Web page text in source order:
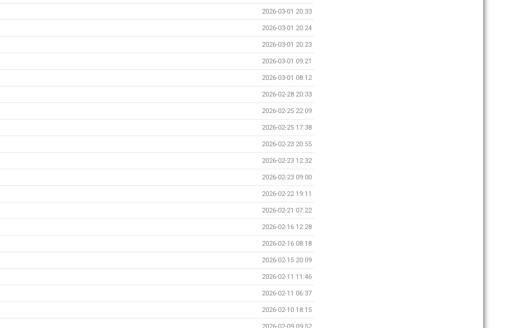
2026-03-01 20:33
2026-03-01 20:24
2026-03-01 20:23
2026-03-01 09:21
2026-03-01 08:12
2026-02-28 20:33
2026-02-25 22:09
2026-02-25 17:38
2026-02-23 20:55
2026-02-23 12:32
2026-02-23 09:00
2026-02-22 19:11
2026-02-21 07:22
2026-02-16 12:28
2026-02-16 08:18
2026-02-15 20:09
2026-02-11 11:46
2026-02-11 06:37
2026-02-10 18:15